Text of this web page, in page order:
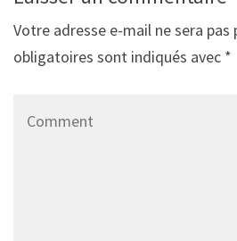
Votre adresse e-mail ne sera pas
obligatoires sont indiqués avec *